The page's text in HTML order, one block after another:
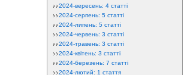
2024-вересень: 4 статті
2024-серпень: 5 статті
2024-липень: 5 статті
2024-червень: 3 статті
2024-травень: 3 статті
2024-квітень: 3 статті
2024-березень: 7 статті
2024-лютий: 1 стаття